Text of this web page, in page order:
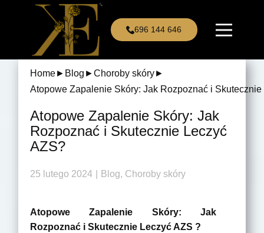
696 144 646
Home► Blog ►Choroby skóry►
Atopowe Zapalenie Skóry: Jak Rozpoznać i Skutecznie
Atopowe Zapalenie Skóry: Jak
Rozpoznać i Skutecznie Leczyć
AZS?
25 lutego 2024 Blog, Choroby skóry
Atopowe Zapalenie Skóry: Jak
Rozpoznać i Skutecznie Leczyć AZS ?